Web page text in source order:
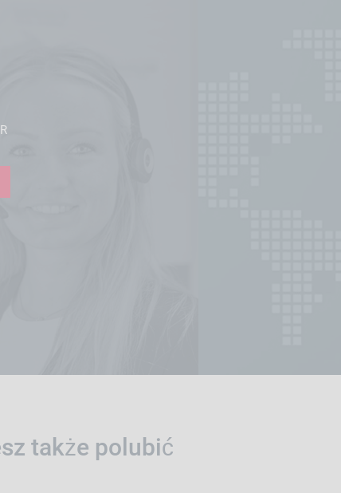
także polubić